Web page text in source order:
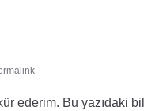
ederim. Bu yazıdaki